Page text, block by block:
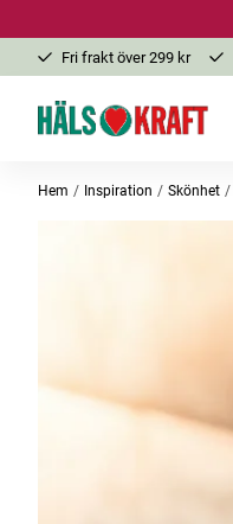
Fri frakt över 299 kr
Hem Inspiration Skönhet